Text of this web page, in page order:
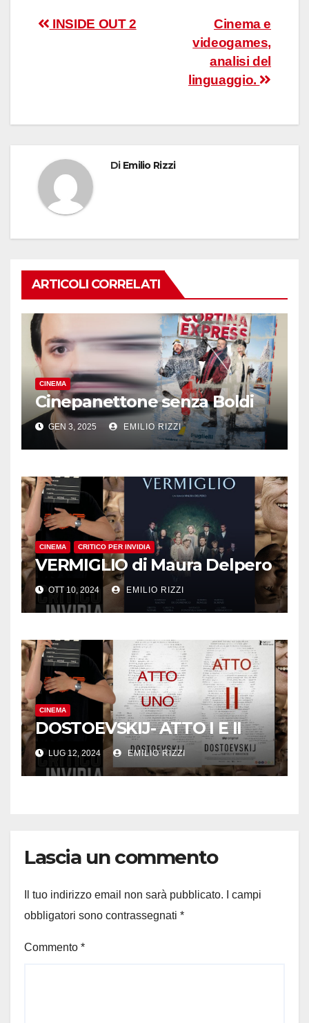
Navigazione
Cinema e
videogames,
analisi del
linguaggio.
INSIDE OUT 2
Di Emilio Rizzi
ARTICOLI CORRELATI
CINEMA
Cinepanettone senza Boldi
GEN 3, 2025 EMILIO RIZZI
CINEMA CRITICO PER INVIDIA
VERMIGLIO di Maura Delpero
OTT 10, 2024 EMILIO RIZZI
CINEMA
DOSTOEVSKIJ- ATTO I E II
LUG 12, 2024 EMILIO RIZZI
Lascia un commento
Il tuo indirizzo email non sarà pubblicato.
I campi
obbligatori sono contrassegnati *
Commento *